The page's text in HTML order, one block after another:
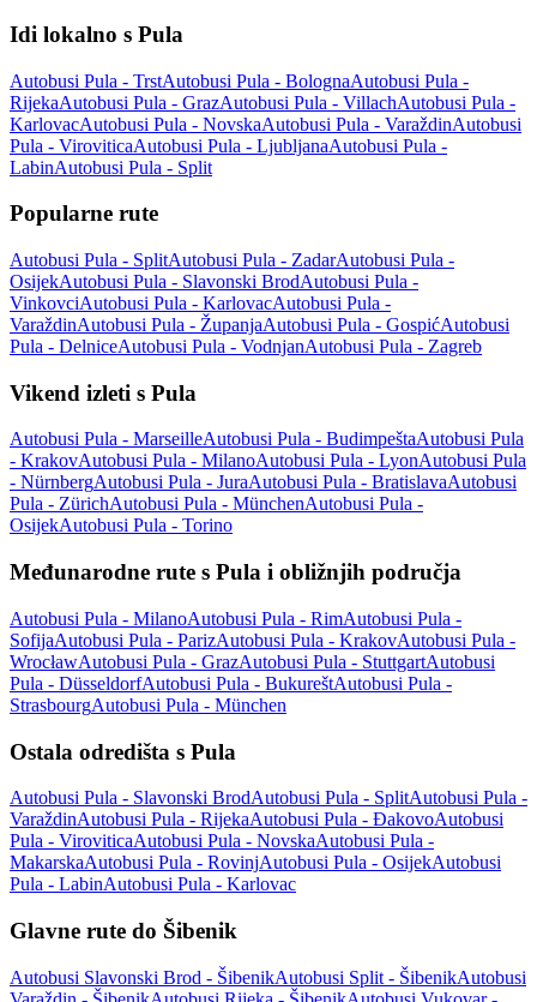
Idi lokalno s Pula
Autobusi Pula - TrstAutobusi Pula - BolognaAutobusi Pula -
RijekaAutobusi Pula - GrazAutobusi Pula - VillachAutobusi Pula -
KarlovacAutobusi Pula - NovskaAutobusi Pula - VaraždinAutobusi
Pula - ViroviticaAutobusi Pula - LjubljanaAutobusi Pula -
LabinAutobusi Pula - Split
Popularne rute
Autobusi Pula - SplitAutobusi Pula - ZadarAutobusi Pula -
OsijekAutobusi Pula - Slavonski BrodAutobusi Pula -
VinkovciAutobusi Pula - KarlovacAutobusi Pula -
VaraždinAutobusi Pula - ŽupanjaAutobusi Pula - GospićAutobusi
Pula - DelniceAutobusi Pula - VodnjanAutobusi Pula - Zagreb
Vikend izleti s Pula
Autobusi Pula - MarseilleAutobusi Pula - BudimpeštaAutobusi Pula
- KrakovAutobusi Pula - MilanoAutobusi Pula - LyonAutobusi Pula
- NürnbergAutobusi Pula - JuraAutobusi Pula - BratislavaAutobusi
Pula - ZürichAutobusi Pula - MünchenAutobusi Pula -
OsijekAutobusi Pula - Torino
Međunarodne rute s Pula i obližnjih područja
Autobusi Pula - MilanoAutobusi Pula - RimAutobusi Pula -
SofijaAutobusi Pula - ParizAutobusi Pula - KrakovAutobusi Pula -
WrocławAutobusi Pula - GrazAutobusi Pula - StuttgartAutobusi
Pula - DüsseldorfAutobusi Pula - BukureštAutobusi Pula -
StrasbourgAutobusi Pula - München
Ostala odredišta s Pula
Autobusi Pula - Slavonski BrodAutobusi Pula - SplitAutobusi Pula -
VaraždinAutobusi Pula - RijekaAutobusi Pula - ĐakovoAutobusi
Pula - ViroviticaAutobusi Pula - NovskaAutobusi Pula -
MakarskaAutobusi Pula - RovinjAutobusi Pula - OsijekAutobusi
Pula - LabinAutobusi Pula - Karlovac
Glavne rute do Šibenik
Autobusi Slavonski Brod - ŠibenikAutobusi Split - ŠibenikAutobusi